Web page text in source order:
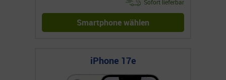
Sofort lieferbar
Smartphone wählen
iPhone 17e